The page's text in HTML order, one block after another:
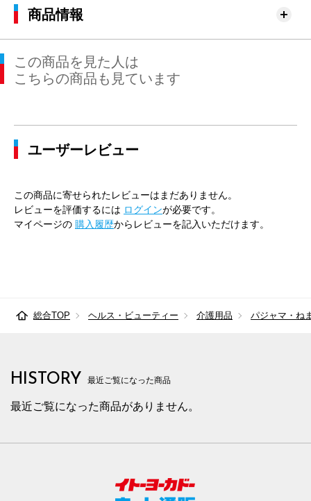
商品情報
この商品を見た人は
こちらの商品も見ています
ユーザーレビュー
この商品に寄せられたレビューはまだありません。
レビューを評価するには ログインが必要です。
マイページの 購入履歴からレビューを記入いただけます。
総合TOP ヘルス・ビューティー 介護用品 パジャマ・ね
HISTORY 最近ご覧になった商品
最近ご覧になった商品がありません。